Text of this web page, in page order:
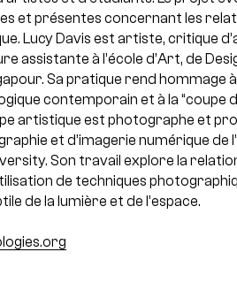
et présentes concernant les
Lucy Davis est artiste, critique
assistante à l’école d’Art, de
Sa pratique rend hommage
contemporain et à la “coupe
artistique est photographe et
et d’imagerie numérique de
Son travail explore la
de techniques
de la lumière et de l’espace.